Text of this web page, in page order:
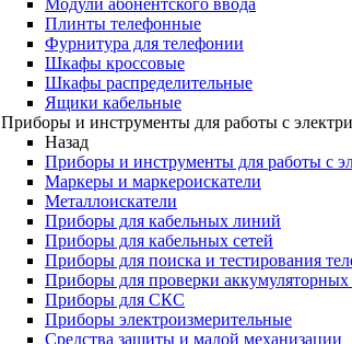
Модули абонентского ввода
Плинты телефонные
Фурнитура для телефонии
Шкафы кроссовые
Шкафы распределительные
Ящики кабельные
Приборы и инструменты для работы с
Назад
Приборы и инструменты для работы с
Маркеры и маркероискатели
Металлоискатели
Приборы для кабельных линий
Приборы для кабельных сетей
Приборы для поиска и тестирования
Приборы для проверки аккумуляторных
Приборы для СКС
Приборы электроизмерительные
Средства защиты и малой механизации